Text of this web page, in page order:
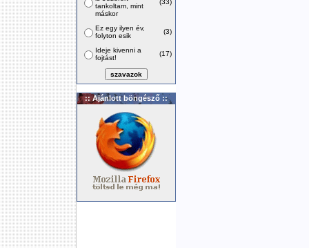
tankoltam, mint
máskor
(33)
Ez egy ilyen év,
folyton esik
(3)
Ideje kivenni a
fojtást!
(17)
:: Ajánlott böngésző ::